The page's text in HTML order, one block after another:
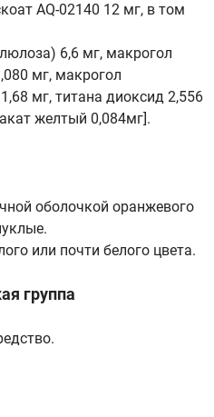
AQ-02140 12 мг, в том
6,6 мг, макрогол
мг, макрогол
мг, титана диоксид 2,556
желтый 0,084мг].
оболочкой оранжевого
или почти белого цвета.
группа